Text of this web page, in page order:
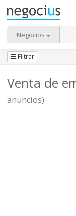
Negocios
Filtrar
Venta de
anuncios)